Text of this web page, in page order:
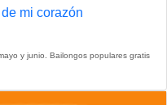
mi corazón
y junio. Bailongos populares gratis